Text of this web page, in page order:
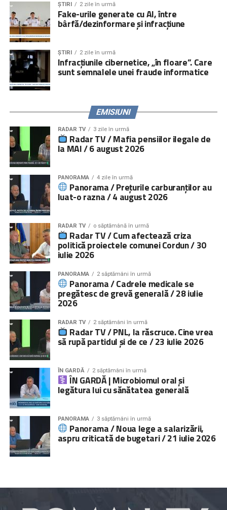
ȘTIRI 2 zile în urmă
Fake-urile generate cu AI, între
bârfă/dezinformare și infracțiune
ȘTIRI 2 zile în urmă
Infracțiunile cibernetice, „în floare”. Care
sunt semnalele unei fraude informatice
EMISIUNI
RADAR TV 3 zile în urmă
Radar TV / Mafia pensiilor ilegale de
la MAI / 6 august 2026
PANORAMA 4 zile în urmă
Panorama / Prețurile carburanților au
luat-o razna / 4 august 2026
RADAR TV o săptămână în urmă
Radar TV / Cum afectează criza
politică proiectele comunei Cordun / 30
iulie 2026
PANORAMA 2 săptămâni în urmă
Panorama / Cadrele medicale se
pregătesc de grevă generală / 28 iulie
2026
RADAR TV 2 săptămâni în urmă
Radar TV / PNL, la răscruce. Cine vrea
să rupă partidul și de ce / 23 iulie 2026
ÎN GARDĂ 2 săptămâni în urmă
ÎN GARDĂ | Microbiomul oral și
legătura lui cu sănătatea generală
PANORAMA 3 săptămâni în urmă
Panorama / Noua lege a salarizării,
aspru criticată de bugetari / 21 iulie 2026